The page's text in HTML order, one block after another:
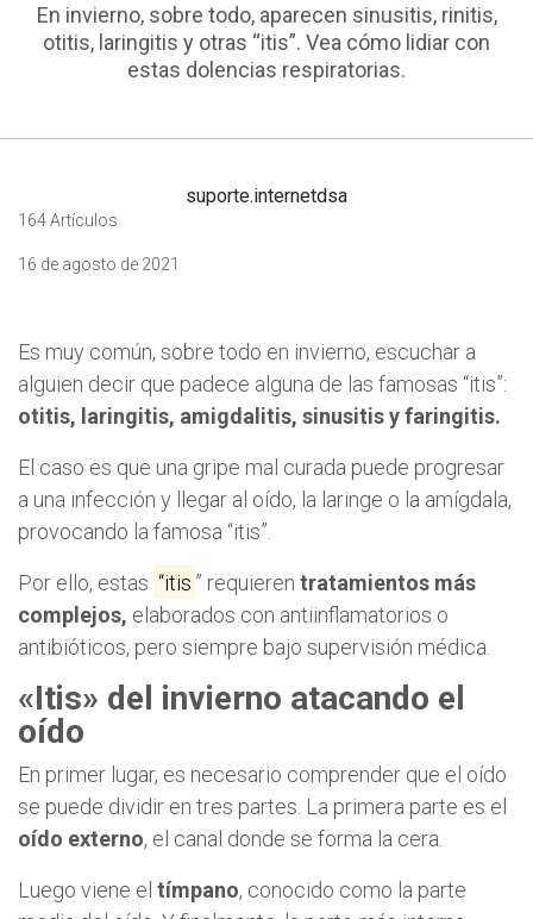
En invierno, sobre todo, aparecen sinusitis, rinitis,
otitis, laringitis y otras “itis”. Vea cómo lidiar con
estas dolencias respiratorias.
suporte.internetdsa
164 Artículos
16 de agosto de 2021
Es muy común, sobre todo en invierno, escuchar a
alguien decir que padece alguna de las famosas “itis”:
otitis, laringitis, amigdalitis, sinusitis y faringitis.
El caso es que una gripe mal curada puede progresar
a una infección y llegar al oído, la laringe o la amígdala,
provocando la famosa “itis”.
Por ello, estas “itis ” requierentratamientos más
complejos, elaborados con antiinflamatorios o
antibióticos, pero siempre bajo supervisión médica.
«Itis» del invierno atacando el
oído
En primer lugar, es necesario comprender que el oído
se puede dividir en tres partes. La primera parte es el
oído externo, el canal donde se forma la cera.
Luego viene el tímpano, conocido como la parte